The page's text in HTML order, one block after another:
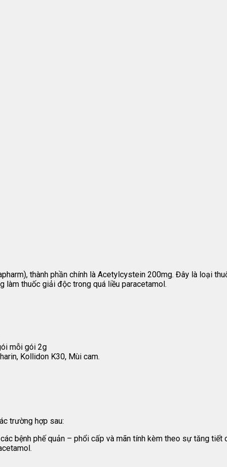
thành phần chính là Acetylcystein 200mg. Đây là loại
làm thuốc giải độc trong quá liều paracetamol.
mỗi gói 2g
Kollidon K30, Mùi cam.
trường hợp sau:
bệnh phế quản – phổi cấp và mãn tính kèm theo sự tăng tiết